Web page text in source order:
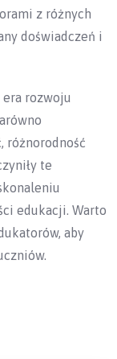
z różnych
doświadczeń i
rozwoju
różnorodność
te
edukacji. Warto
aby